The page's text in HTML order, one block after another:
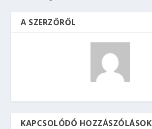
A SZERZŐRŐL
KAPCSOLÓDÓ HOZZÁSZÓLÁSOK